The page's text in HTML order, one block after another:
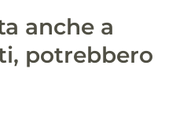
anche a
potrebbero